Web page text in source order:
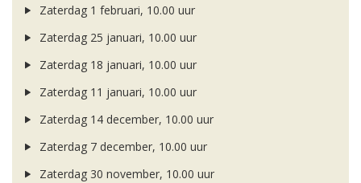
Zaterdag 1 februari, 10.00 uur
Zaterdag 25 januari, 10.00 uur
Zaterdag 18 januari, 10.00 uur
Zaterdag 11 januari, 10.00 uur
Zaterdag 14 december, 10.00 uur
Zaterdag 7 december, 10.00 uur
Zaterdag 30 november, 10.00 uur